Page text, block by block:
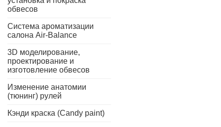
обвесов
Система ароматизации
салона Air-Balance
3D моделирование,
проектирование и
изготовление обвесов
Изменение анатомии
(тюнинг) рулей
Кэнди краска (Candy paint)